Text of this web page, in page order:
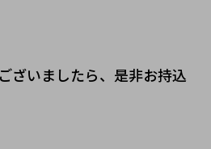
ざいましたら、是非お持込